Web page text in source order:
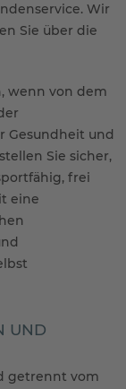
Wir
Sie über die
wenn von dem
Gesundheit und
Sie sicher,
frei
eine
UND
getrennt vom